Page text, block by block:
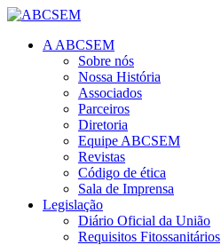
A ABCSEM
Sobre nós
Nossa História
Associados
Parceiros
Diretoria
Equipe ABCSEM
Revistas
Código de ética
Sala de Imprensa
Legislação
Diário Oficial da União
Requisitos Fitossanitários